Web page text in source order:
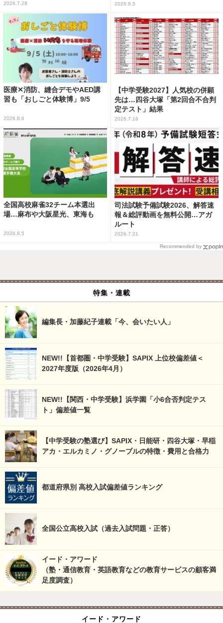
2026.7.28 2026.8.5
医療✕消防、縫合デモやAED講
習も「おしごと体験博」9/5
2026.8.6
【中学受験2027】人気校の併願
先は…四谷大塚「第2回合不合判
定テスト」結果
2026.7.16
全国高校麻雀32チーム本選出
場…麻布や大阪星光、東海も
2026.8.5
司法試験予備試験2026、解答速
報＆総評動画を無料公開…アガ
ルート
2026.7.21
Recommended by
特集・連載
編集長・加藤紀子連載「今、会いたい人」
NEW!!【首都圏・中学受験】SAPIX 上位校偏差値＜
2027年度版（2026年4月）
NEW!!【関西・中学受験】浜学園「小6合否判定テス
ト」偏差値一覧
【中学受験の塾選び】SAPIX・日能研・四谷大塚・早稲
アカ・エルカミノ・グノーブルの特徴・費用と合格力
都道府県別 高校入試偏差値ランキング
全国公立高校入試（過去入試問題・正答）
イード・アワード
（塾・通信教育・英語教育などの教育サービスの顧客満
足度調査）
イード・アワード